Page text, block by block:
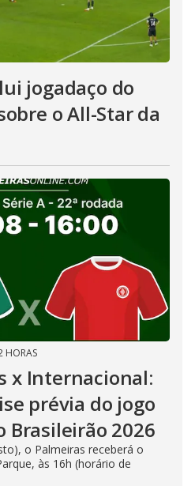
jogadaço do
o All-Star da
HORAS
x Internacional:
prévia do jogo
Brasileirão 2026
o Palmeiras receberá o
às 16h (horário de